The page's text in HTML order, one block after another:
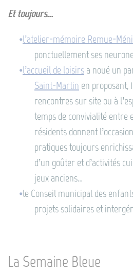
Et toujours...
l’atelier-mémoire Remue-
ponctuellement ses
l’accueil de loisirs a noué un
Saint-Martin en proposant,
rencontres sur site ou à
temps de convivialité entre
résidents donnent
pratiques toujours
d’un goûter et d’activités
jeux anciens…
le Conseil municipal des
projets solidaires et
La Semaine Bleue